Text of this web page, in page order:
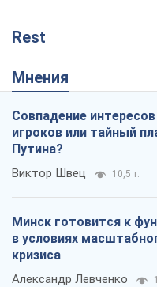
Rest
Мнения
Совпадение
игроков или тайный
Путина?
Виктор Швец 10,5 т.
Минск готовится к
в условиях
кризиса
Александр Левченко